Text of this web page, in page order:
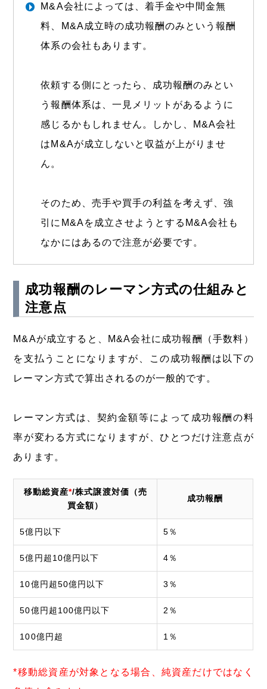
M&A会社によっては、着手金や中間金無
料、M&A成立時の成功報酬のみという報酬
体系の会社もあります。
依頼する側にとったら、成功報酬のみとい
う報酬体系は、一見メリットがあるように
感じるかもしれません。しかし、M&A会社
はM&Aが成立しないと収益が上がりませ
ん。
そのため、売手や買手の利益を考えず、強
引にM&Aを成立させようとするM&A会社も
なかにはあるので注意が必要です。
成功報酬のレーマン方式の仕組みと
注意点
M&Aが成立すると、M&A会社に成功報酬（手数料）
を支払うことになりますが、この成功報酬は以下の
レーマン方式で算出されるのが一般的です。
レーマン方式は、契約金額等によって成功報酬の料
率が変わる方式になりますが、ひとつだけ注意点が
あります。
移動総資産*/株式譲渡対価（売
買金額）
成功報酬
5億円以下 5％
5億円超10億円以下 4％
10億円超50億円以下 3％
50億円超100億円以下 2％
100億円超 1％
*移動総資産が対象となる場合、純資産だけではなく